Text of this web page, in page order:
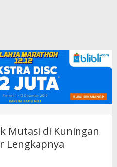
Mutasi di Kuningan
Lengkapnya